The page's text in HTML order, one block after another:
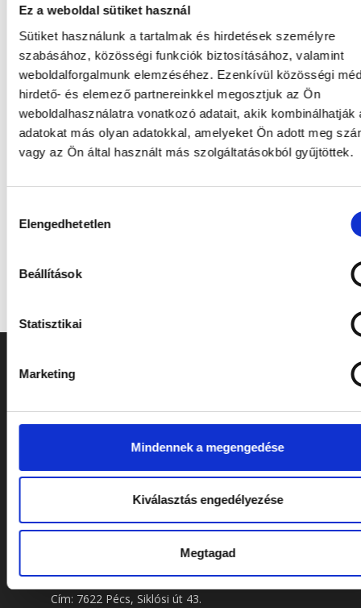
Ez a weboldal sütiket használ
Sütiket használunk a tartalmak és hirdetések személyre
szabásához, közösségi funkciók biztosításához, valamint
weboldalforgalmunk elemzéséhez. Ezenkívül közösségi
hirdető- és elemező partnereinkkel megosztjuk az Ön
weboldalhasználatra vonatkozó adatait, akik kombinálhatják
adatokat más olyan adatokkal, amelyeket Ön adott meg
vagy az Ön által használt más szolgáltatásokból gyűjtöttek.
kiválasztása
Elengedhetetlen
Beállítások
Statisztikai
Marketing
Mindennek a megengedése
Kiválasztás engedélyezése
Megtagad
Előnyt jelent:
• egyéb építőipari munkák területén szerzett
gyakorlat (festés, burkolás, szigetelés stb.)
Amit kínálunk:
• azonnali munkakezdés
• stabil, kiegyensúlyozott, hosszú távú
munkalehetőség
• munkába járás támogatása
Cím: 7622 Pécs, Siklósi út 43.